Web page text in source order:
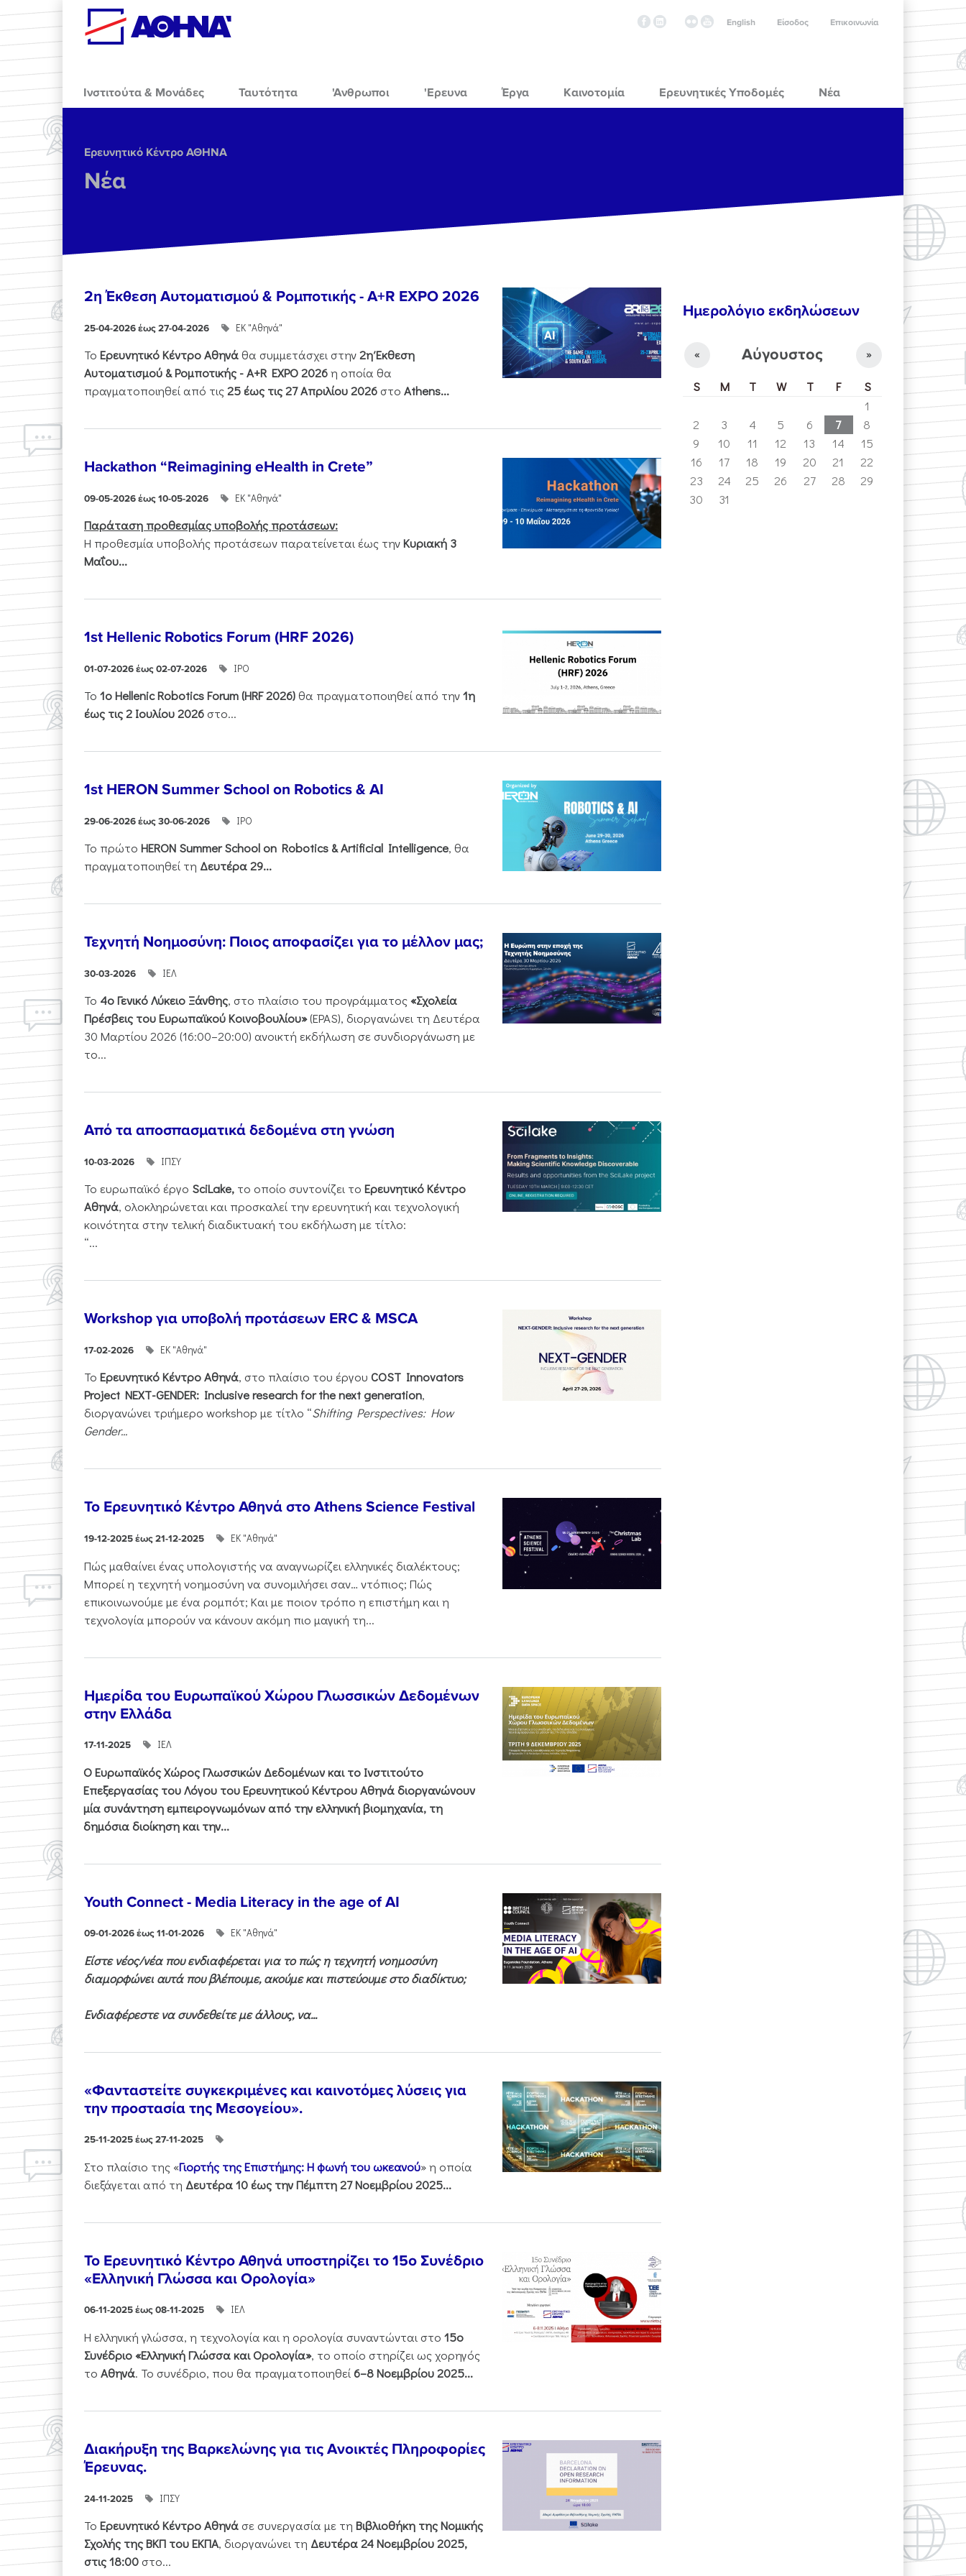
Skip to main content
Επικοινωνία
Είσοδος
English
Ινστιτούτα & Μονάδες Ταυτότητα 'Ανθρωποι 'Ερευνα Έργα Καινοτομία Ερευνητικές Υποδομές Νέα
Ερευνητικό Κέντρο ΑΘΗΝΑ
Νέα
2η Έκθεση Αυτοματισμού & Ρομποτικής - A+R EXPO 2026
25-04-2026 έως 27-04-2026 ΕΚ "Αθηνά"
Το Ερευνητικό Κέντρο Αθηνάθα συμμετάσχει στην2η Έκθεση
Αυτοματισμού & Ρομποτικής - Α+R EXPO 2026η οποία θα
πραγματοποιηθεί από τις25 έως τις 27 Απριλίου 2026 στο Athens...
Hackathon “Reimagining eHealth in Crete”
09-05-2026 έως 10-05-2026 ΕΚ "Αθηνά"
Παράταση προθεσμίας υποβολής προτάσεων:
Η προθεσμία υποβολής προτάσεων παρατείνεται έως τηνΚυριακή 3
Μαΐου...
1st Hellenic Robotics Forum (HRF 2026)
01-07-2026 έως 02-07-2026 ΙΡΟ
Το 1οHellenicRoboticsForum(HRF2026)θα πραγματοποιηθεί από την1η
έως τις 2 Ιουλίου 2026 στο...
1st HERON Summer School on Robotics & AI
29-06-2026 έως 30-06-2026 ΙΡΟ
Το πρώτο HERON SummerSchoolon Robotics &Artificial Intelligence, θα
πραγματοποιηθεί τη Δευτέρα 29...
Τεχνητή Νοημοσύνη: Ποιος αποφασίζει για το μέλλον μας;
30-03-2026 ΙΕΛ
Το 4ο Γενικό Λύκειο Ξάνθης, στο πλαίσιο του προγράμματος«Σχολεία
Πρέσβεις του Ευρωπαϊκού Κοινοβουλίου»(EPAS), διοργανώνει τη Δευτέρα
30 Μαρτίου 2026 (16:00–20:00) ανοικτή εκδήλωση σε συνδιοργάνωση με
το...
Από τα αποσπασματικά δεδομένα στη γνώση
10-03-2026 ΙΠΣΥ
Το ευρωπαϊκό έργο SciLake, το οποίο συντονίζει το Ερευνητικό Κέντρο
Αθηνά, ολοκληρώνεται και προσκαλεί την ερευνητική και τεχνολογική
κοινότητα στην τελική διαδικτυακή του εκδήλωση με τίτλο:
“...
Workshop για υποβολή προτάσεων ERC & MSCA
17-02-2026 ΕΚ "Αθηνά"
Το Ερευνητικό Κέντρο Αθηνά, στο πλαίσιο του έργου COST Innovators
Project NEXT-GENDER: Inclusive research for the next generation,
διοργανώνει τριήμερο workshop με τίτλο “Shifting Perspectives: How
Gender...
Το Ερευνητικό Κέντρο Αθηνά στο Athens Science Festival
19-12-2025 έως 21-12-2025 ΕΚ "Αθηνά"
Πώς μαθαίνει ένας υπολογιστής να αναγνωρίζει ελληνικές διαλέκτους;
Μπορεί η τεχνητή νοημοσύνη να συνομιλήσει σαν… ντόπιος; Πώς
επικοινωνούμε με ένα ρομπότ; Και με ποιον τρόπο η επιστήμη και η
τεχνολογία μπορούν να κάνουν ακόμη πιο μαγική τη...
Ημερίδα του Ευρωπαϊκού Χώρου Γλωσσικών Δεδομένων
στην Ελλάδα
17-11-2025 ΙΕΛ
Ο Ευρωπαϊκός Χώρος Γλωσσικών Δεδομένων και το Ινστιτούτο
Επεξεργασίας του Λόγου του Ερευνητικού Κέντρου Αθηνά διοργανώνουν
μία συνάντηση εμπειρογνωμόνων από την ελληνική βιομηχανία, τη
δημόσια διοίκηση και την...
Youth Connect - Media Literacy in the age of AI
09-01-2026 έως 11-01-2026 ΕΚ "Αθηνά"
Είστε νέος/νέα που ενδιαφέρεται για το πώς η τεχνητή νοημοσύνη
διαμορφώνει αυτά που βλέπουμε, ακούμε και πιστεύουμε στο διαδίκτυο;
Ενδιαφέρεστε να συνδεθείτε με άλλους, να...
«Φανταστείτε συγκεκριμένες και καινοτόμες λύσεις για
την προστασία της Μεσογείου».
25-11-2025 έως 27-11-2025
Στo πλαίσιo της «Γιορτής της Επιστήμης: Η φωνή του ωκεανού» η οποία
διεξάγεται από τη Δευτέρα 10 έως την Πέμπτη 27 Νοεμβρίου 2025...
Το Ερευνητικό Κέντρο Αθηνά υποστηρίζει το 15ο Συνέδριο
«Ελληνική Γλώσσα και Ορολογία»
06-11-2025 έως 08-11-2025 ΙΕΛ
Η ελληνική γλώσσα, η τεχνολογία και η ορολογία συναντώνται στο 15ο
Συνέδριο «Ελληνική Γλώσσα και Ορολογία», το οποίο στηρίζει ως χορηγός
το Αθηνά. Το συνέδριο, που θα πραγματοποιηθεί 6–8 Νοεμβρίου 2025...
Διακήρυξη της Βαρκελώνης για τις Ανοικτές Πληροφορίες
Έρευνας.
24-11-2025 ΙΠΣΥ
Το Ερευνητικό Κέντρο Αθηνά σε συνεργασία με τη Βιβλιοθήκη της Νομικής
Σχολής της ΒΚΠ του ΕΚΠΑ, διοργανώνει τη Δευτέρα 24 Νοεμβρίου 2025,
στις 18:00 στο...
Ημερολόγιο εκδηλώσεων
Αύγουστος
« »
S M T W T F
S
1
2
3 4 5 6 7
8
9
10 11 12 13 14
15
16
17 18 19 20 21
22
23
24 25 26 27 28
29
30
31